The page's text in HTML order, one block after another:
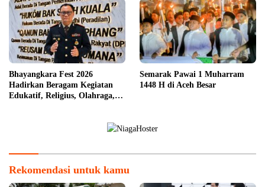
Bhayangkara Fest 2026
Hadirkan Beragam Kegiatan
Edukatif, Religius, Olahraga,
Semarak Pawai 1 Muharram
1448 H di Aceh Besar
Rekomendasi untuk kamu